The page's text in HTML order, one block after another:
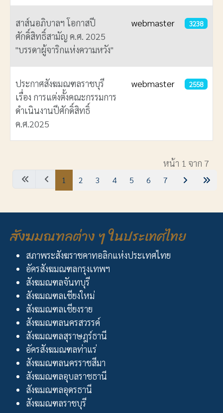
สาส์นอภิบาลฯ โอกาสปี
ศักดิ์สิทธิ์สามัญ ค.ศ. 2025
"บรรดาผู้จาริกแห่งความหวัง"
webmaster 3238
ประกาศสังฆมณฑลราชบุรี
เรื่อง การแต่งตั้งคณะกรรมการ
ดำเนินงานปีศักดิ์สิทธิ์
ค.ศ.2025
webmaster 2558
หน้า 1 จาก 7
1 2 3 4 5 6 7
สังฆมณฑลต่าง ๆ ในประเทศไทย
สภาพระสังฆราชคาทอลิกแห่งประเทศไทย
อัครสังฆมณฑลกรุงเทพฯ
สังฆมณฑลจันทบุรี
สังฆมณฑลเชียงใหม่
สังฆมณฑลเชียงราย
สังฆมณฑลนครสวรรค์
สังฆมณฑลสุราษฎร์ธานี
อัครสังฆมณฑลท่าแร่
สังฆมณฑลนครราชสีมา
สังฆมณฑลอุบลราชธานี
สังฆมณฑลอุดรธานี
สังฆมณฑลราชบุรี